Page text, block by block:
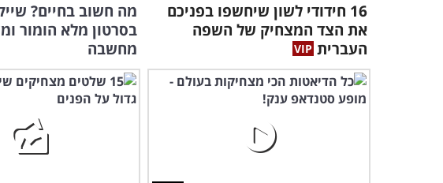
16 חידודי לשון שיחשפו בפניכם
את הצד המצחיק של השפה
העברית
מה חשוב בחיים?
בסרטון מלא הומור
מחשבה